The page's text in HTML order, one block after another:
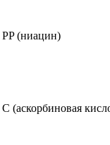
PP (ниацин)
C (аскорбиновая